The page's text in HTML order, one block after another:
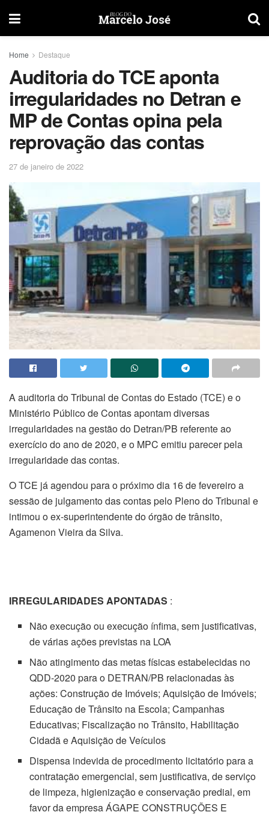
Home Destaque
Auditoria do TCE aponta
irregularidades no Detran e
MP de Contas opina pela
reprovação das contas
27 de janeiro de 2022
A auditoria do Tribunal de Contas do Estado (TCE) e o
Ministério Público de Contas apontam diversas
irregularidades na gestão do Detran/PB referente ao
exercício do ano de 2020, e o MPC emitiu parecer pela
irregularidade das contas.
O TCE já agendou para o próximo dia 16 de fevereiro a
sessão de julgamento das contas pelo Pleno do Tribunal e
intimou o ex-superintendente do órgão de trânsito,
Agamenon Vieira da Silva.
IRREGULARIDADES APONTADAS :
Não execução ou execução ínfima, sem justificativas,
de várias ações previstas na LOA
Não atingimento das metas físicas estabelecidas no
QDD-2020 para o DETRAN/PB relacionadas às
ações: Construção de Imóveis; Aquisição de Imóveis;
Educação de Trânsito na Escola; Campanhas
Educativas; Fiscalização no Trânsito, Habilitação
Cidadã e Aquisição de Veículos
Dispensa indevida de procedimento licitatório para a
contratação emergencial, sem justificativa, de serviço
de limpeza, higienização e conservação predial, em
favor da empresa ÁGAPE CONSTRUÇÕES E